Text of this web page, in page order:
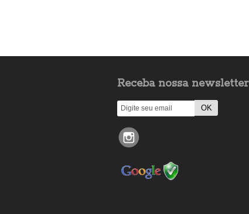
Receba nossa newsletter